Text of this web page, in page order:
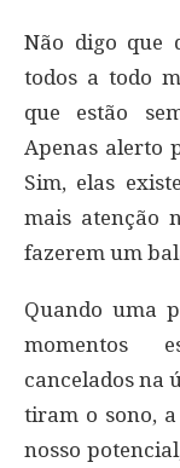
Não digo que
todos a todo
que estão
Apenas alerto
Sim, elas
mais atenção
fazerem um
Quando uma
momentos
cancelados na
tiram o sono,
nosso